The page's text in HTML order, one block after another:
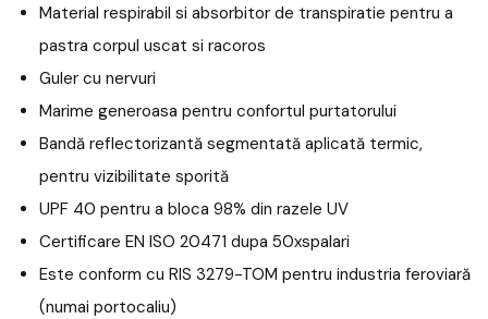
Material respirabil si absorbitor de transpiratie pentru a
pastra corpul uscat si racoros
Guler cu nervuri
Marime generoasa pentru confortul purtatorului
Bandă reflectorizantă segmentată aplicată termic,
pentru vizibilitate sporită
UPF 40 pentru a bloca 98% din razele UV
Certificare EN ISO 20471 dupa 50xspalari
Este conform cu RIS 3279-TOM pentru industria feroviară
(numai portocaliu)